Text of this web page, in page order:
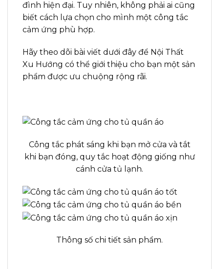
đình hiện đại. Tuy nhiên, không phải ai cũng
biết cách lựa chọn cho mình một công tắc
cảm ứng phù hợp.
Hãy theo dõi bài viết dưới đây để Nội Thất
Xu Hướng có thể giới thiệu cho bạn một sản
phẩm được ưu chuộng rộng rãi.
Công tắc phát sáng khi bạn mở cửa và tắt
khi bạn đóng, quy tắc hoạt động giống như
cánh cửa tủ lạnh.
Thông số chi tiết sản phẩm.